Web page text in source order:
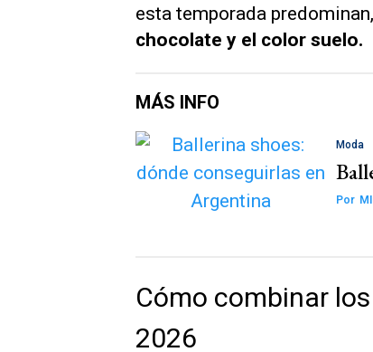
esta temporada
chocolate y el color suelo.
MÁS INFO
Moda
Por
Cómo combinar
2026